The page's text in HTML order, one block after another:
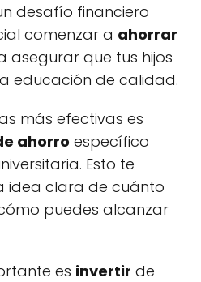
desafío financiero
comenzar a ahorrar
asegurar que tus hijos
educación de calidad.
más efectivas es
ahorro específico
Esto te
idea clara de cuánto
puedes alcanzar
es invertir de